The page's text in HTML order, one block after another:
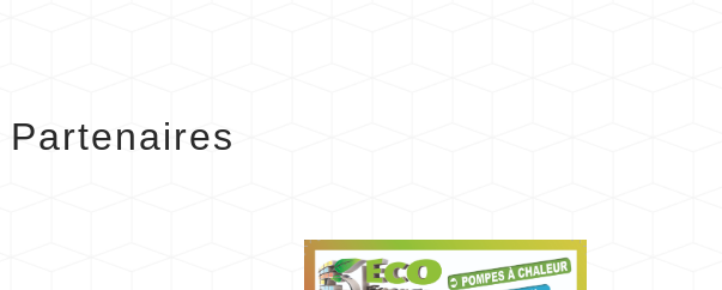
Partenaires